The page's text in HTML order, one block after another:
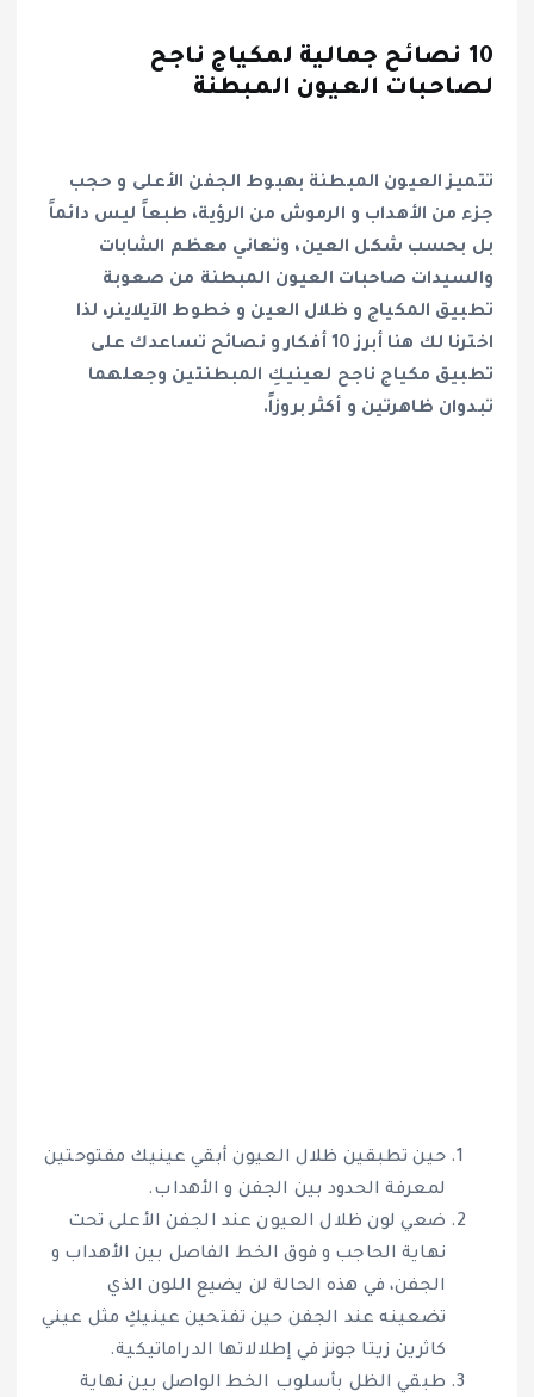
10 نصائح جمالية لمكياج ناجح
لصاحبات العيون المبطنة
تتميز العيون المبطنة بهبوط الجفن الأعلى و حجب
جزء من الأهداب و الرموش من الرؤية، طبعاً ليس دائماً
بل بحسب شكل العين، وتعاني معظم الشابات
والسيدات صاحبات العيون المبطنة من صعوبة
تطبيق المكياج و ظلال العين و خطوط الآيلاينر، لذا
اخترنا لك هنا أبرز 10 أفكار و نصائح تساعدك على
تطبيق مكياج ناجح لعينيكِ المبطنتين وجعلهما
تبدوان ظاهرتين و أكثر بروزاً.
حين تطبقين ظلال العيون أبقي عينيك مفتوحتين
لمعرفة الحدود بين الجفن و الأهداب.
ضعي لون ظلال العيون عند الجفن الأعلى تحت
نهاية الحاجب و فوق الخط الفاصل بين الأهداب و
الجفن، في هذه الحالة لن يضيع اللون الذي
تضعينه عند الجفن حين تفتحين عينيكِ مثل عيني
كاثرين زيتا جونز في إطلالاتها الدراماتيكية.
طبقي الظل بأسلوب الخط الواصل بين نهاية